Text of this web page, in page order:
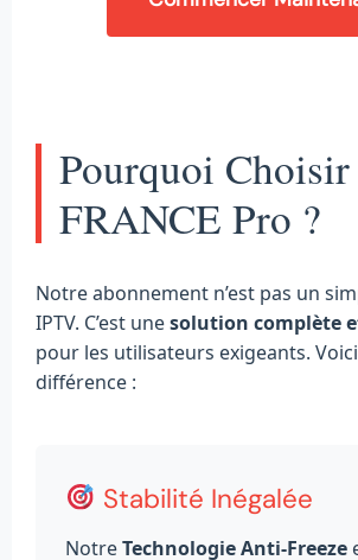
Pourquoi
FRANCE Pro ?
Notre abonnement n’est pas un
IPTV. C’est unesolution complète
pour les utilisateurs exigeants.
différence :
Stabilité Inégalée
NotreTechnologie Anti-Freeze